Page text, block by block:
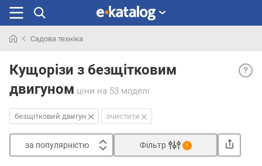
раніше
Садова техніка
Кущорізи з безщітковим
двигуном ціни на 53 моделі
безщітковий двигун очистити
за популярністю Фільтр 1